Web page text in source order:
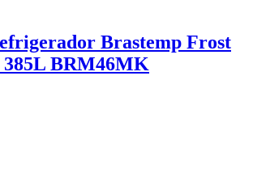
Brastemp Frost
385L BRM46MK